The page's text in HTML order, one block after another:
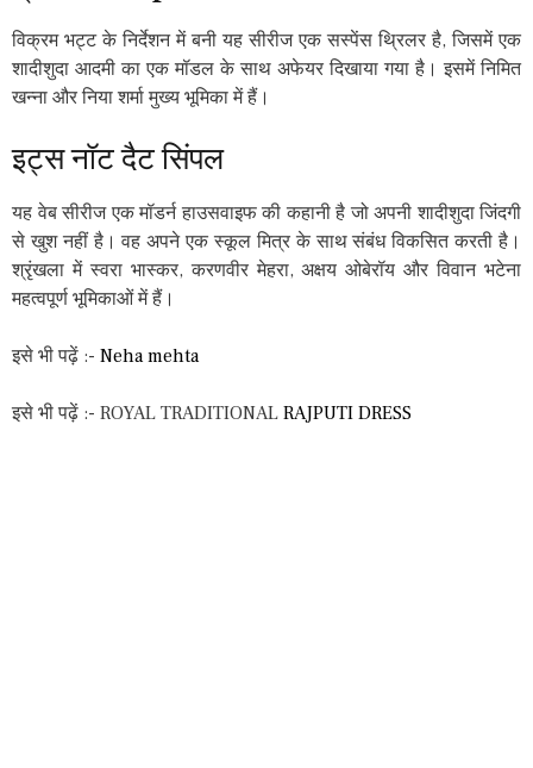
विक्रम भट्ट के निर्देशन में बनी यह सीरीज एक सस्पेंस थ्रिलर है, जिसमें एक
शादीशुदा आदमी का एक मॉडल के साथ अफेयर दिखाया गया है। इसमें निमित
खन्ना और निया शर्मा मुख्य भूमिका में हैं।
इट्स नॉट दैट सिंपल
यह वेब सीरीज एक मॉडर्न हाउसवाइफ की कहानी है जो अपनी शादीशुदा जिंदगी
से खुश नहीं है। वह अपने एक स्कूल मित्र के साथ संबंध विकसित करती है।
श्रृंखला में स्वरा भास्कर, करणवीर मेहरा, अक्षय ओबेरॉय और विवान भटेना
महत्वपूर्ण भूमिकाओं में हैं।
इसे भी पढ़ें :- Neha mehta
इसे भी पढ़ें :- ROYAL TRADITIONAL RAJPUTI DRESS